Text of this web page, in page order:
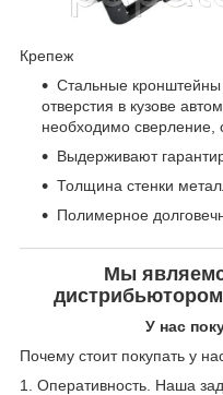
Крепеж
Стальные
отверстия в кузове
необходимо сверление,
Выдерживают
Толщина стенки
Полимерное
Мы
дистрибьютором
У нас
Почему стоит покупать у
1. Оперативность. Наша